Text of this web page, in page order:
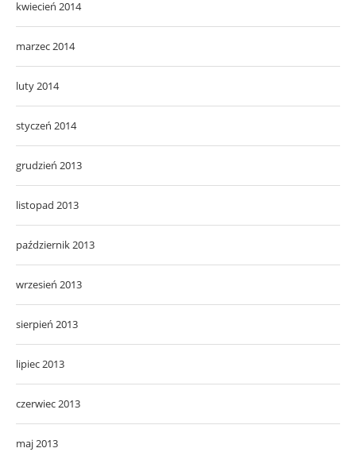
kwiecień 2014
marzec 2014
luty 2014
styczeń 2014
grudzień 2013
listopad 2013
październik 2013
wrzesień 2013
sierpień 2013
lipiec 2013
czerwiec 2013
maj 2013